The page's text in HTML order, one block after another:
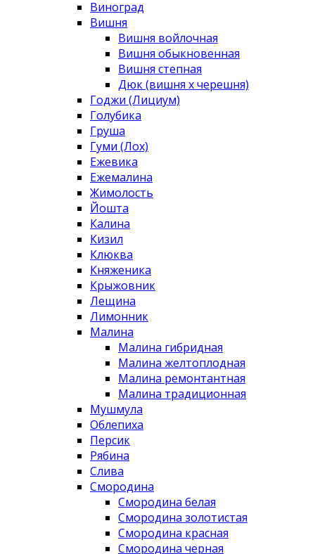
Виноград
Вишня
Вишня войлочная
Вишня обыкновенная
Вишня степная
Дюк (вишня х черешня)
Годжи (Лициум)
Голубика
Груша
Гуми (Лох)
Ежевика
Ежемалина
Жимолость
Йошта
Калина
Кизил
Клюква
Княженика
Крыжовник
Лещина
Лимонник
Малина
Малина гибридная
Малина желтоплодная
Малина ремонтантная
Малина традиционная
Мушмула
Облепиха
Персик
Рябина
Слива
Смородина
Смородина белая
Смородина золотистая
Смородина красная
Смородина черная